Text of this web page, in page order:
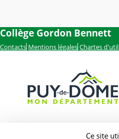
Collège Gordon Bennett
Contacts Mentions légales Chartes
Ce site